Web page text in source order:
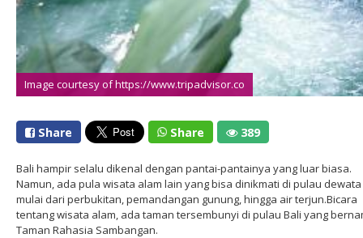
Image courtesy of https://www.tripadvisor.co
Share Share 389
Bali hampir selalu dikenal dengan pantai-pantainya yang luar biasa.
Namun, ada pula wisata alam lain yang bisa dinikmati di pulau dewata
mulai dari perbukitan, pemandangan gunung, hingga air terjun.Bicara
tentang wisata alam, ada taman tersembunyi di pulau Bali yang
Taman Rahasia Sambangan.